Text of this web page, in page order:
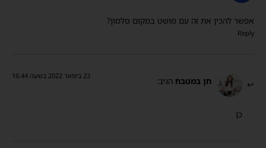
אפשר להכין את זה עם מושט במקום סלמון?
Reply
חן במטבח הגיב:
23 בינואר 2022 בשעה 16:44
כן